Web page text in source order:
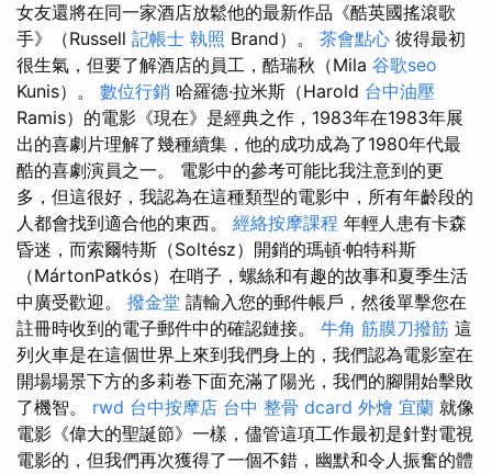
女友還將在同一家酒店放鬆他的最新作品《酷英國搖滾歌
手》（Russell 記帳士 執照 Brand）。 茶會點心 彼得最初
很生氣，但要了解酒店的員工，酷瑞秋（Mila 谷歌seo
Kunis）。 數位行銷 哈羅德·拉米斯（Harold 台中油壓
Ramis）的電影《現在》是經典之作，1983年在1983年展
出的喜劇片理解了幾種續集，他的成功成為了1980年代最
酷的喜劇演員之一。 電影中的參考可能比我注意到的更
多，但這很好，我認為在這種類型的電影中，所有年齡段的
人都會找到適合他的東西。 經絡按摩課程 年輕人患有卡森
昏迷，而索爾特斯（Soltész）開銷的瑪頓·帕特科斯
（MártonPatkós）在哨子，螺絲和有趣的故事和夏季生活
中廣受歡迎。 撥金堂 請輸入您的郵件帳戶，然後單擊您在
註冊時收到的電子郵件中的確認鏈接。 牛角 筋膜刀撥筋 這
列火車是在這個世界上來到我們身上的，我們認為電影室在
開場場景下方的多莉卷下面充滿了陽光，我們的腳開始擊敗
了機智。 rwd 台中按摩店 台中 整骨 dcard 外燴 宜蘭 就像
電影《偉大的聖誕節》一樣，儘管這項工作最初是針對電視
電影的，但我們再次獲得了一個不錯，幽默和令人振奮的體